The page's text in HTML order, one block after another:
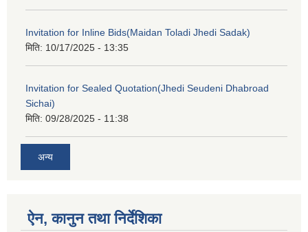
Invitation for Inline Bids(Maidan Toladi Jhedi Sadak)
मिति: 10/17/2025 - 13:35
Invitation for Sealed Quotation(Jhedi Seudeni Dhabroad
Sichai)
मिति: 09/28/2025 - 11:38
अन्य
ऐन, कानुन तथा निर्देशिका